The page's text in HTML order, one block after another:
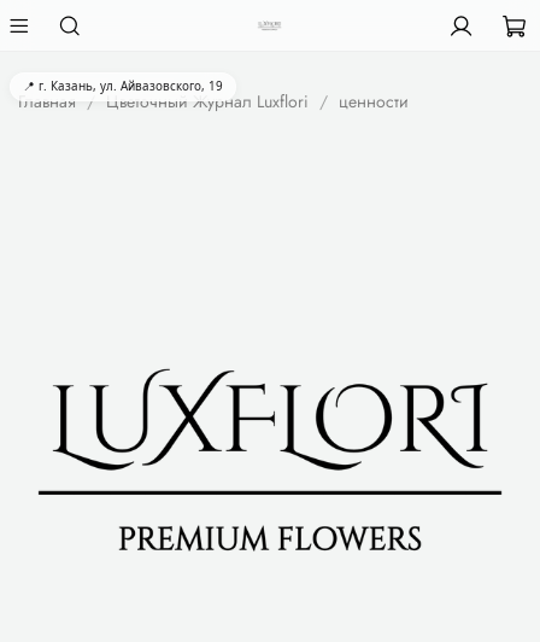
📍 г. Казань, ул. Айвазовского, 19
Главная Цветочный Журнал Luxflori ценности